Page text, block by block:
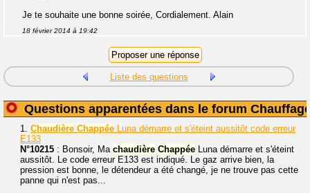
Je te souhaite une bonne soirée, Cordialement. Alain
18 février 2014 à 19:42
Liste des questions
Questions apparentées dans le forum
1. Chaudière Chappée Luna démarre et s'éteint aussitôt code erreur
E133
N°10215 : Bonsoir, Ma chaudière Chappée Luna démarre et s'éteint
aussitôt. Le code erreur E133 est indiqué. Le gaz arrive bien, la
pression est bonne, le détendeur a été changé, je ne trouve pas cette
panne qui n'est pas...